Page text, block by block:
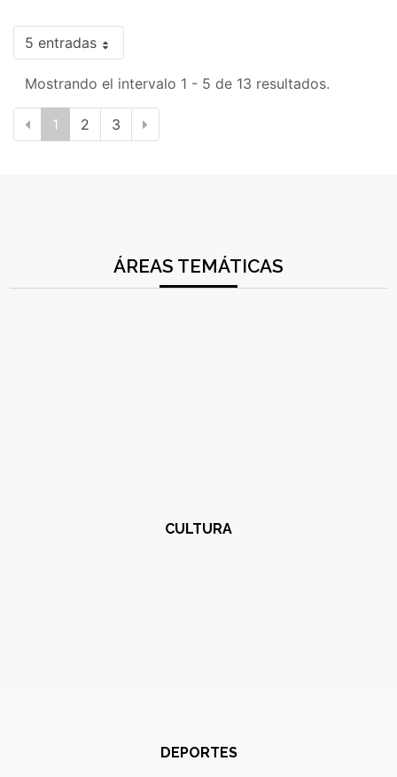
5 entradas
Mostrando el intervalo 1 - 5 de 13 resultados.
1 2 3
ÁREAS TEMÁTICAS
CULTURA
DEPORTES